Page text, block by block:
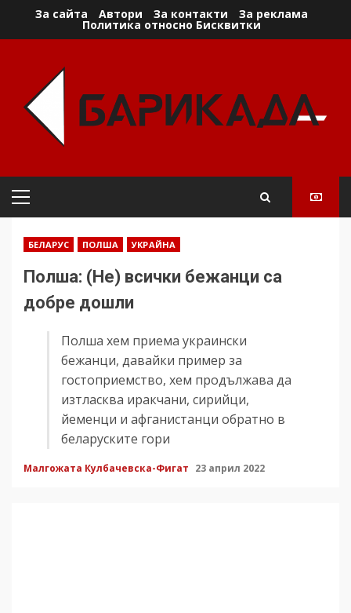
За сайта Автори За контакти За реклама
Политика относно Бисквитки
Primary
БЕЛАРУС ПОЛША УКРАЙНА
Полша: (Не) всички бежанци са
добре дошли
Полша хем приема украински
бежанци, давайки пример за
гостоприемство, хем продължава да
изтласква иракчани, сирийци,
йеменци и афганистанци обратно в
беларуските гори
Малгожата Кулбачевска-Фигат 23 април 2022